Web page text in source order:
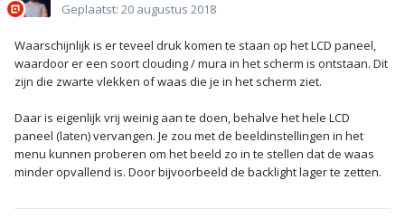
Geplaatst: 20 augustus 2018
Waarschijnlijk is er teveel druk komen te staan op het LCD paneel,
waardoor er een soort clouding / mura in het scherm is ontstaan. Dit
zijn die zwarte vlekken of waas die je in het scherm ziet.
Daar is eigenlijk vrij weinig aan te doen, behalve het hele LCD
paneel (laten) vervangen. Je zou met de beeldinstellingen in het
menu kunnen proberen om het beeld zo in te stellen dat de waas
minder opvallend is. Door bijvoorbeeld de backlight lager te zetten.